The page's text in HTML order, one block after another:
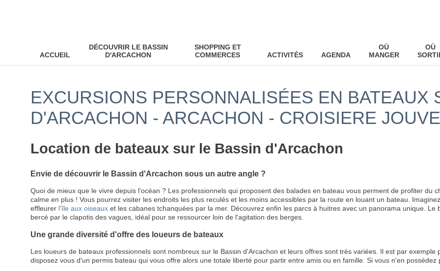
ACCUEIL
DÉCOUVRIR LE BASSIN
D'ARCACHON
SHOPPING ET
COMMERCES
ACTIVITÉS AGENDA
OÙ
MANGER
OÙ
EXCURSIONS PERSONNALISÉES EN BATEAUX
D'ARCACHON - ARCACHON - CROISIERE
Location de bateaux sur le Bassin d'Arcachon
Envie de découvrir le Bassin d'Arcachon sous un autre angle ?
Quoi de mieux que le vivre depuis l'océan ? Les professionnels qui proposent des balades en bateau vous perment de profiter du
calme en plus ! Vous pourrez visiter les endroits les plus reculés et les moins accessibles par la route en louant un bateau.
effleurer l'île aux oiseaux et les cabanes tchanquées par la mer. Découvrez enfin les parcs à huitres avec un panorama unique.
bercé par le clapotis des vagues, idéal pour se ressourcer loin de l'agitation des berges.
Une grande diversité d'offre des loueurs de bateaux
Les loueurs de bateaux professionnels sont nombreux sur le Bassin d'Arcachon et leurs offres sont très variées. Il est par
disposez vous d'un permis bateau qui vous offre alors une totale liberté pour partir entre amis ou en famille. Si vous n'en